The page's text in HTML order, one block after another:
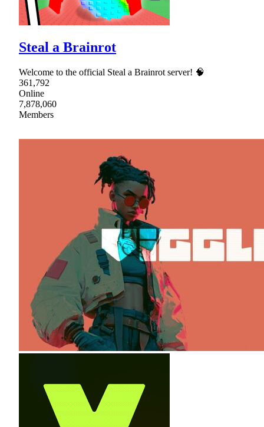
Steal a Brainrot
Welcome to the official Steal a Brainrot server! 🧠
361,792
Online
7,878,060
Members